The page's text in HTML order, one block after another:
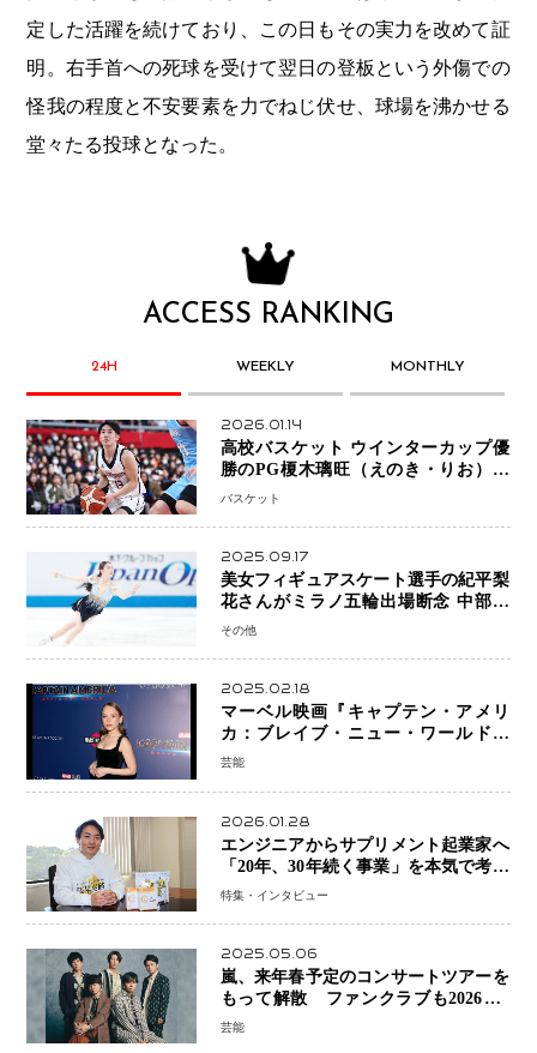
定した活躍を続けており、この日もその実力を改めて証
明。右手首への死球を受けて翌日の登板という外傷での
怪我の程度と不安要素を力でねじ伏せ、球場を沸かせる
堂々たる投球となった。
ACCESS RANKING
24H WEEKLY MONTHLY
2026.01.14
高校バスケット ウインターカップ優
勝のPG榎木璃旺（えのき・りお）が
プロの現場へ―。
バスケット
2025.09.17
美女フィギュアスケート選手の紀平梨
花さんがミラノ五輪出場断念 中部選
手権欠場を発表「安全最優先の判断」
その他
2025.02.18
マーベル映画『キャプテン・アメリ
カ：ブレイブ・ニュー・ワールド』
新ブラック・ウィドウ役のシラ・ハー
芸能
2026.01.28
エンジニアからサプリメント起業家へ
「20年、30年続く事業」を本気で考え
た竹田嶺さんの決断
特集・インタビュー
2025.05.06
嵐、来年春予定のコンサートツアーを
もって解散 ファンクラブも2026年5
月末で活動終了
芸能